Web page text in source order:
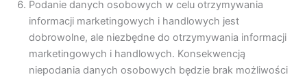
Podanie danych osobowych w celu otrzymywania
informacji marketingowych i handlowych jest
dobrowolne, ale niezbędne do otrzymywania informacji
marketingowych i handlowych. Konsekwencją
niepodania danych osobowych będzie brak możliwości